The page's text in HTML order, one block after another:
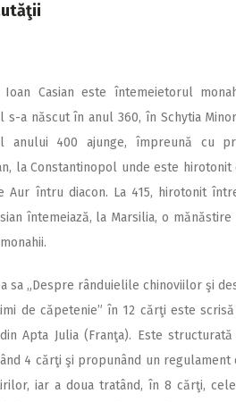
Ioan Casian este întemeietorul
s-a născut în anul 360, în Schytia
anului 400 ajunge, împreună cu
la Constantinopol unde este
Aur întru diacon. La 415, hirotonit
întemeiază, la Marsilia, o
sa „Despre rânduielile chinoviilor şi
de căpetenie” în 12 cărţi este
Apta Julia (Franţa). Este
4 cărţi şi propunând un regulament
iar a doua tratând, în 8 cărţi,